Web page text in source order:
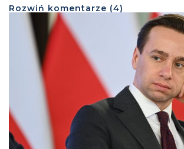
Rozwiń komentarze (4)